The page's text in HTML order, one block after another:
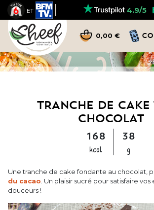
ET 4.9/5
0,00 €
TRANCHE DE CAKE
CHOCOLAT
168
kcal
38
g
Une tranche de cake fondante au chocolat,
du cacao . Un plaisir sucré pour satisfaire vos
douceurs !